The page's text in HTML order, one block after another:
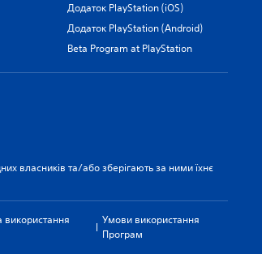
Додаток PlayStation (iOS)
Додаток PlayStation (Android)
Beta Program at PlayStation
власників та/або зберігають за ними їхнє
використання
Умови використання
Програм